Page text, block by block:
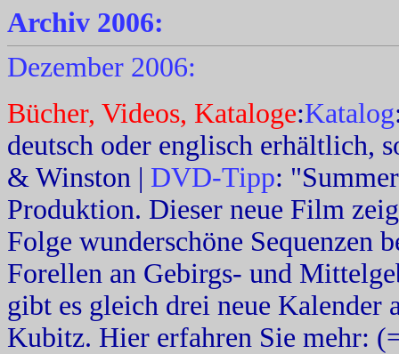
Archiv 2006:
Dezember 2006:
Bücher, Videos, Kataloge:Katalog
deutsch oder englisch erhältlich,
& Winston | DVD-Tipp:
Produktion. Dieser neue Film
Folge wunderschöne Sequenzen
Forellen an Gebirgs- und
gibt es gleich drei neue
Kubitz. Hier erfahren Sie mehr: